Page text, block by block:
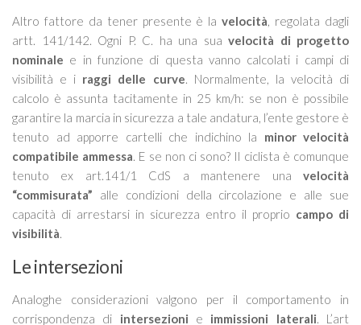
Altro fattore da tener presente è lavelocità, regolata dagli
artt. 141/142. Ogni P. C. ha una sua velocità di progetto
nominale e in funzione di questa vanno calcolati i campi di
visibilità e i raggi delle curve. Normalmente, la velocità di
calcolo è assunta tacitamente in 25 km/h: se non è possibile
garantire la marcia in sicurezza a tale andatura, l’ente gestore è
tenuto ad apporre cartelli che indichino la minor velocità
compatibile ammessa. E se non ci sono? Il ciclista è comunque
tenuto ex art.141/1 CdS a mantenere una velocità
“commisurata” alle condizioni della circolazione e alle sue
capacità di arrestarsi in sicurezza entro il proprio campo di
visibilità.
Le intersezioni
Analoghe considerazioni valgono per il comportamento in
corrispondenza di intersezioni e immissioni laterali. L’art